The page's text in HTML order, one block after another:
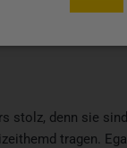
stolz, denn sie
tragen.